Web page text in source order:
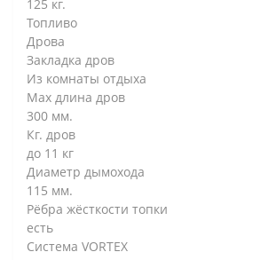
125 кг.
Топливо
Дрова
Закладка дров
Из комнаты отдыха
Max длина дров
300 мм.
Кг. дров
до 11 кг
Диаметр дымохода
115 мм.
Рёбра жёсткости топки
есть
Система VORTEX